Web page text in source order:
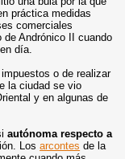
práctica medidas
comerciales
de Andrónico II cuando
día.
o de realizar
la ciudad se vio
y en algunas de
autónoma respecto a
Losarcontes de la